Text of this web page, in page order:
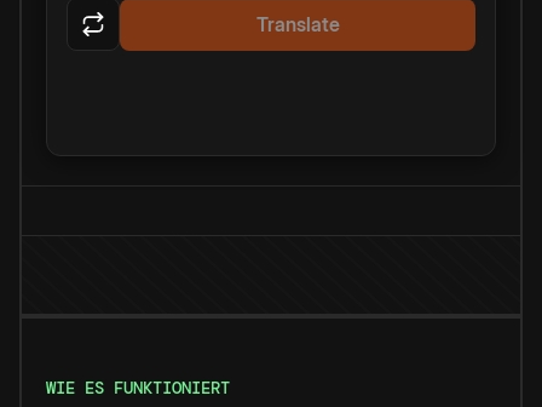
Translate
WIE ES FUNKTIONIERT